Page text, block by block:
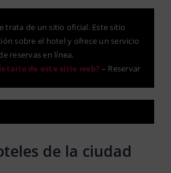
trata de un sitio oficial. Este sitio
sobre el hotel y ofrece un servicio
reservas en línea.
de este sitio web? – Reservar
de la ciudad